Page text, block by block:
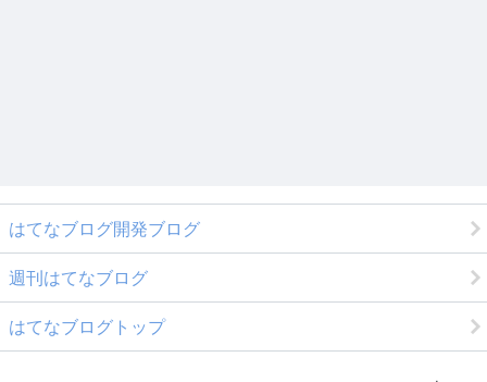
はてなブログ開発ブログ
週刊はてなブログ
はてなブログトップ